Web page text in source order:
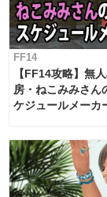
FF14
【FF14攻略】無
房・ねこみみさん
ケジュールメーカ